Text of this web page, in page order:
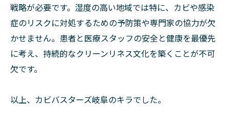
戦略が必要です。湿度の高い地域では特に、カビや感染
症のリスクに対処するための予防策や専門家の協力が欠
かせません。患者と医療スタッフの安全と健康を最優先
に考え、持続的なクリーンリネス文化を築くことが不可
欠です。
以上、カビバスターズ岐阜のキラでした。